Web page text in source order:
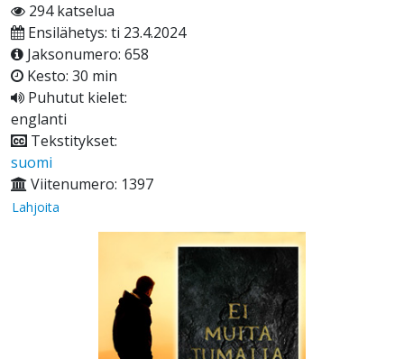
294 katselua
Ensilähetys: ti 23.4.2024
Jaksonumero: 658
Kesto: 30 min
Puhutut kielet:
englanti
Tekstitykset:
suomi
Viitenumero: 1397
Lahjoita